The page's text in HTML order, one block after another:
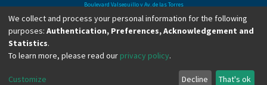
Boulevard Valsequillo y Av. de las Torres
Ciudad Universitaria. Col. San Manuel
C.P. 72570
Teléfono +52 (222) 2295500 Ext 2901
Copyright © Dirección General de Bibliotecas - BUAP 2024. All right reserved.
We collect and process your personal information for the following
purposes: Authentication, Preferences, Acknowledgement and
Statistics.
To learn more, please read our privacy policy.
Customize Decline That's ok